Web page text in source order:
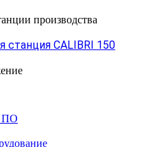
производства
станция CALIBRI 150
ПО